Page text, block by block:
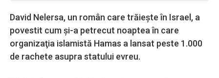
David Nelersa, un român care trăieşte în Israel, a
povestit cum şi-a petrecut noaptea în care
organizaţia islamistă Hamas a lansat peste 1.000
de rachete asupra statului evreu.